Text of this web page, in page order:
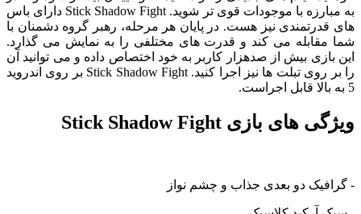
به مبارزه با موجودات قوی تر شوید. Stick Shadow Fight دارای باس
های قدرتمندی نیز هست. در پایان هر مرحله، رهبر گروه دشمنان با
شما مقابله می کند و قدرت های مختلفی را به نمایش می گذارد.
این بازی بیش از صدهزار کاربر به خود اختصاص داده و می توانید آن
را بر روی تبلت ها نیز اجرا کنید. Stick Shadow Fight بر روی اندروید
5 به بالا قابل اجراست.
ویژگی های بازی Stick Shadow Fight
- گرافیک دو بعدی جذاب و چشم نواز